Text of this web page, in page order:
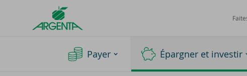
Argenta
Homepage
Payer Épargner et investir